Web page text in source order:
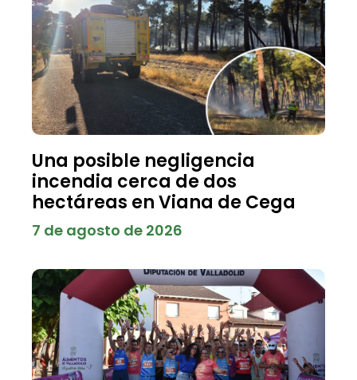
Una posible negligencia
incendia cerca de dos
hectáreas en Viana de Cega
7 de agosto de 2026